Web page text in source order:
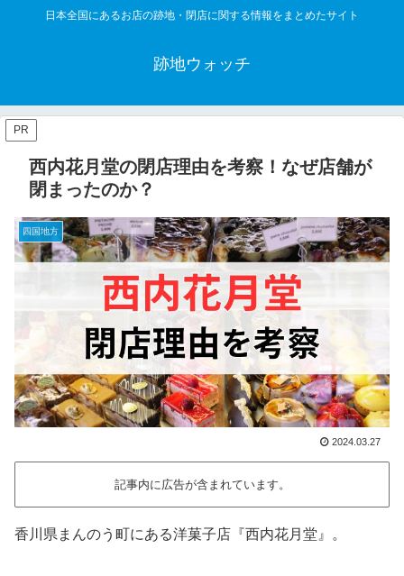
日本全国にあるお店の跡地・閉店に関する情報をまとめたサイト
跡地ウォッチ
PR
西内花月堂の閉店理由を考察！なぜ店舗が
閉まったのか？
四国地方
2024.03.27
記事内に広告が含まれています。
香川県まんのう町にある洋菓子店『西内花月堂』。